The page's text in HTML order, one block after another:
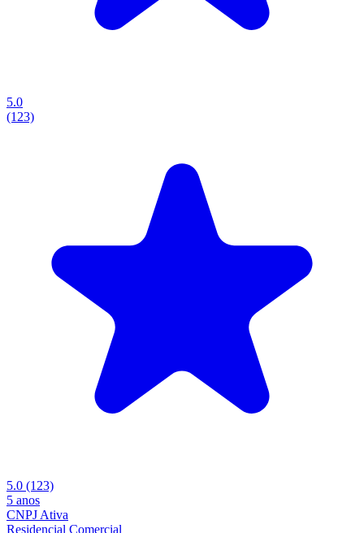
5.0
(123)
5.0 (123)
5 anos
CNPJ Ativa
Residencial Comercial